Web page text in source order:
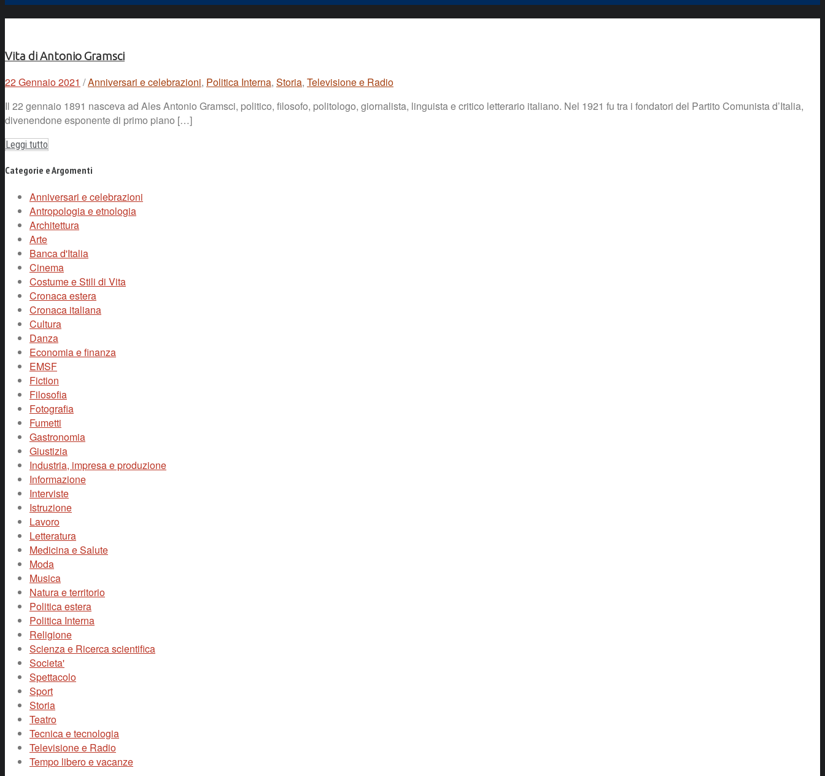
Vita di Antonio Gramsci
22 Gennaio 2021 /Anniversari e celebrazioni, Politica Interna, Storia, Televisione e Radio
Il 22 gennaio 1891 nasceva ad Ales Antonio Gramsci, politico, filosofo, politologo, giornalista, linguista e critico letterario italiano. Nel 1921 fu tra i fondatori del Partito Comunista d’Italia,
divenendone esponente di primo piano […]
Leggi tutto
Categorie e Argomenti
Anniversari e celebrazioni
Antropologia e etnologia
Architettura
Arte
Banca d'Italia
Cinema
Costume e Stili di Vita
Cronaca estera
Cronaca italiana
Cultura
Danza
Economia e finanza
EMSF
Fiction
Filosofia
Fotografia
Fumetti
Gastronomia
Giustizia
Industria, impresa e produzione
Informazione
Interviste
Istruzione
Lavoro
Letteratura
Medicina e Salute
Moda
Musica
Natura e territorio
Politica estera
Politica Interna
Religione
Scienza e Ricerca scientifica
Societa'
Spettacolo
Sport
Storia
Teatro
Tecnica e tecnologia
Televisione e Radio
Tempo libero e vacanze